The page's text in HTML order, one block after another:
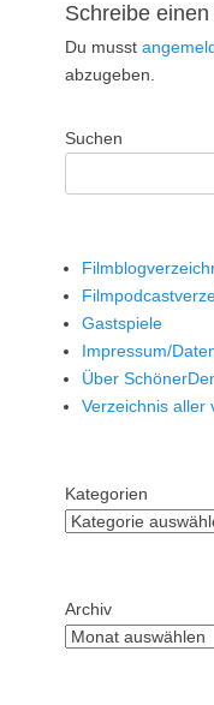
Schreibe
Du musst
abzugeben.
Suchen
Gastspiele
Impressum/
Über
Verzeichnis aller
Kategorien
Archiv